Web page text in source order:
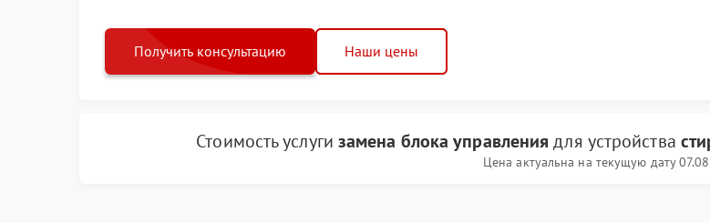
Получить консультацию Наши цены
Стоимость услуги замена блока управления для устройства
Цена актуальна на текущую дату